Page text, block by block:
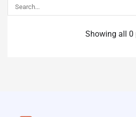
Showing all 0